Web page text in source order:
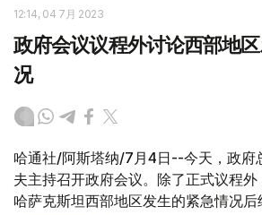
12:14, 04 7月 2023
政府会议议程外讨论西部地
况
哈通社/阿斯塔纳/7月4日--今天，政府
夫主持召开政府会议。除了正式议程
哈萨克斯坦西部地区发生的紧急情况后